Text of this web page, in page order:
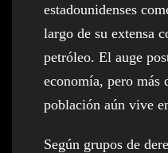
estadounidenses
largo de su extensa
petróleo. El auge
economía, pero más
población aún vive
Según grupos de